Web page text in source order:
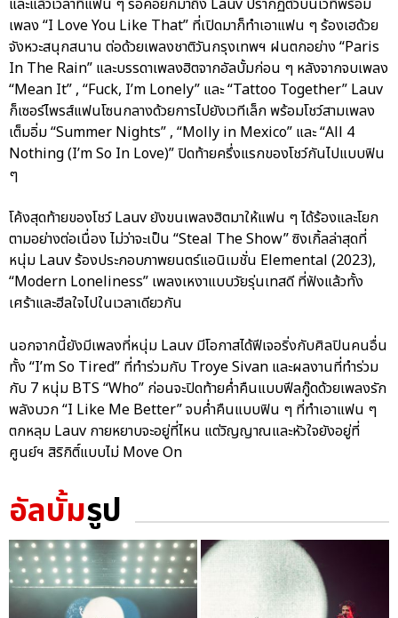
เพลง “I Love You Like That” ที่เปิดมาก็ทำเอาแฟน ๆ ร้องเฮด้วย
จังหวะสนุกสนาน ต่อด้วยเพลงชาติวันกรุงเทพฯ ฝนตกอย่าง “Paris
In The Rain” และบรรดาเพลงฮิตจากอัลบั้มก่อน ๆ หลังจากจบเพลง
“Mean It” , “Fuck, I’m Lonely” และ “Tattoo Together” Lauv
ก็เซอร์ไพรส์แฟนโซนกลางด้วยการไปยังเวทีเล็ก พร้อมโชว์สามเพลง
เต็มอิ่ม “Summer Nights” , “Molly in Mexico” และ “All 4
Nothing (I’m So In Love)” ปิดท้ายครึ่งแรกของโชว์กันไปแบบฟิน
ๆ
โค้งสุดท้ายของโชว์ Lauv ยังขนเพลงฮิตมาให้แฟน ๆ ได้ร้องและโยก
ตามอย่างต่อเนื่อง ไม่ว่าจะเป็น “Steal The Show” ซิงเกิ้ลล่าสุดที่
หนุ่ม Lauv ร้องประกอบภาพยนตร์แอนิเมชั่น Elemental (2023),
“Modern Loneliness” เพลงเหงาแบบวัยรุ่นเทสดี ที่ฟังแล้วทั้ง
เศร้าและฮีลใจไปในเวลาเดียวกัน
นอกจากนี้ยังมีเพลงที่หนุ่ม Lauv มีโอกาสได้ฟีเจอริ่งกับศิลปินคนอื่น
ทั้ง “I’m So Tired” ที่ทำร่วมกับ Troye Sivan และผลงานที่ทำร่วม
กับ 7 หนุ่ม BTS “Who” ก่อนจะปิดท้ายค่ำคืนแบบฟีลกู๊ดด้วยเพลงรัก
พลังบวก “I Like Me Better” จบค่ำคืนแบบฟิน ๆ ที่ทำเอาแฟน ๆ
ตกหลุม Lauv กายหยาบจะอยู่ที่ไหน แต่วิญญาณและหัวใจยังอยู่ที่
ศูนย์ฯ สิริกิติ์แบบไม่ Move On
อัลบั้มรูป